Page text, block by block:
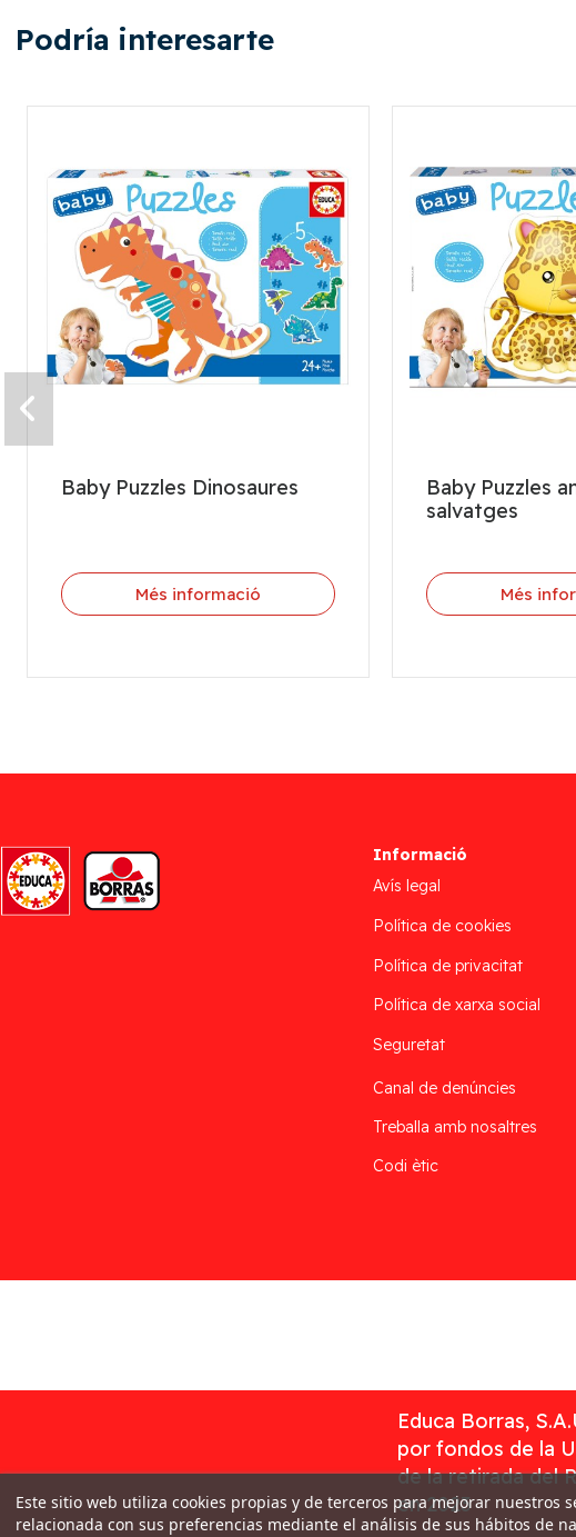
Podría interesarte
Baby Puzzles Dinosaures
Més informació
Baby Puzzles
salvatges
Més
Informació
Avís legal
Política de cookies
Política de privacitat
Política de xarxa social
Seguretat
Canal de denúncies
Treballa amb nosaltres
Codi ètic
Educa Borras,
por fondos de la
de la retirada del
en 2023
Este sitio web utiliza cookies propias y de terceros para mejorar nuestros
relacionada con sus preferencias mediante el análisis de sus hábitos de